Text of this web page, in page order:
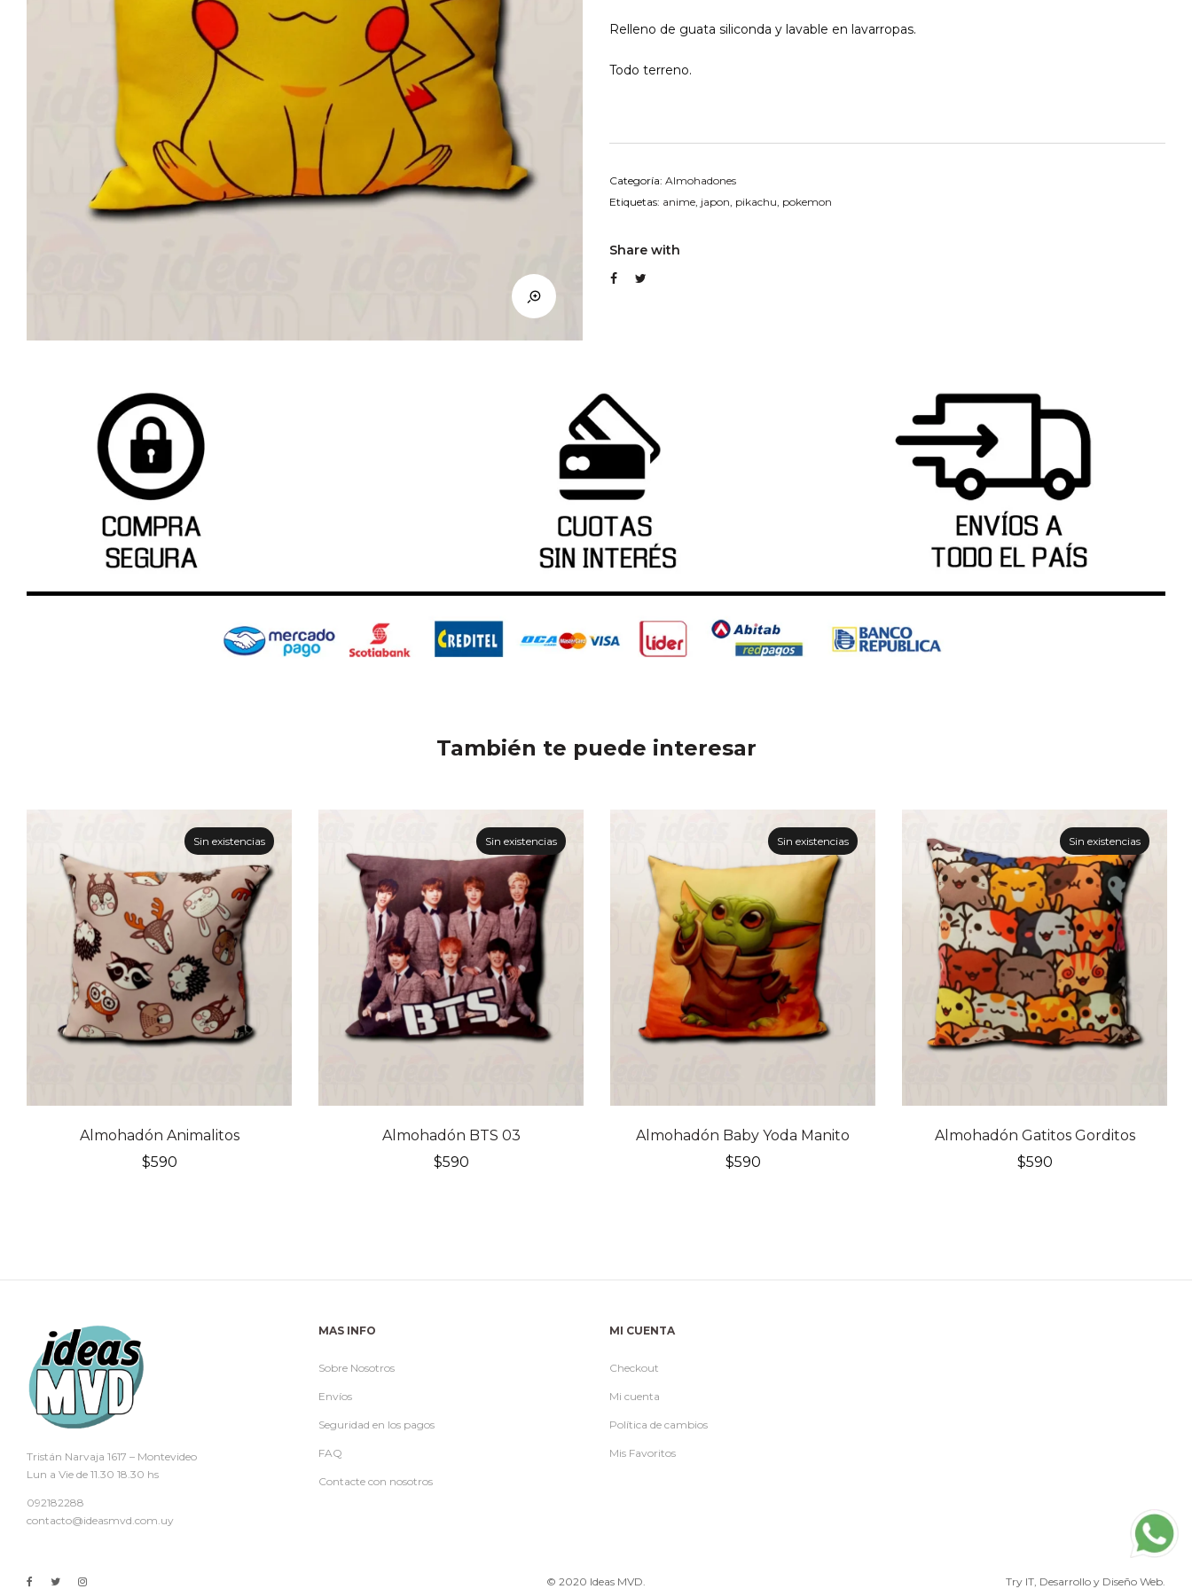
Relleno de guata siliconda y lavable en lavarropas.
Todo terreno.
Categoría: Almohadones
Etiquetas: anime, japon, pikachu, pokemon
Share with
También te puede interesar
Sin existencias
Almohadón Animalitos
$590
Sin existencias
Almohadón BTS 03
$590
Sin existencias
Almohadón Baby Yoda Manito
$590
Sin existencias
Almohadón Gatitos Gorditos
$590
Tristán Narvaja 1617 – Montevideo
Lun a Vie de 11.30 18.30 hs
092182288
contacto@ideasmvd.com.uy
MAS INFO
Sobre Nosotros
Envíos
Seguridad en los pagos
FAQ
Contacte con nosotros
MI CUENTA
Checkout
Mi cuenta
Política de cambios
Mis Favoritos
© 2020 Ideas MVD. Try IT, Desarrollo y Diseño Web.